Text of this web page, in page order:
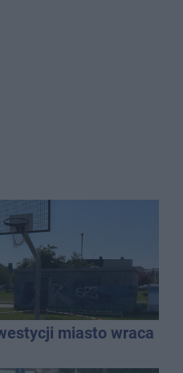
miasto wraca